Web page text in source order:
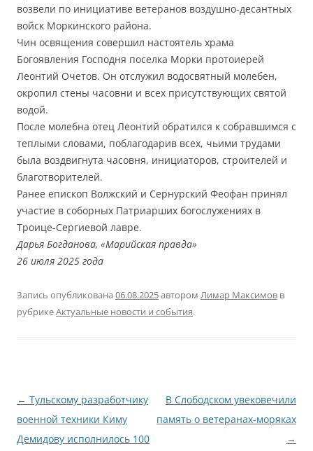
возвели по инициативе ветеранов воздушно-десантных
войск Моркинского района.
Чин освящения совершил настоятель храма
Богоявления Господня поселка Морки протоиерей
Леонтий Очетов. Он отслужил водосвятный молебен,
окропил стены часовни и всех присутствующих святой
водой.
После молебна отец Леонтий обратился к собравшимся с
теплыми словами, поблагодарив всех, чьими трудами
была воздвигнута часовня, инициаторов, строителей и
благотворителей.
Ранее епископ Волжский и Сернурский Феофан принял
участие в соборных Патриарших богослужениях в
Троице-Сергиевой лавре.
Дарья Богданова, «Марийская правда»
26 июля 2025 года
Запись опубликована 06.08.2025автором Лимар Максимов в
рубрикеАктуальные новости и события.
Навигация
по
записям
← Тульскому разработчику
военной техники Киму
Демидову исполнилось 100
В Слободском увековечили
память о ветеранах-моряках
→